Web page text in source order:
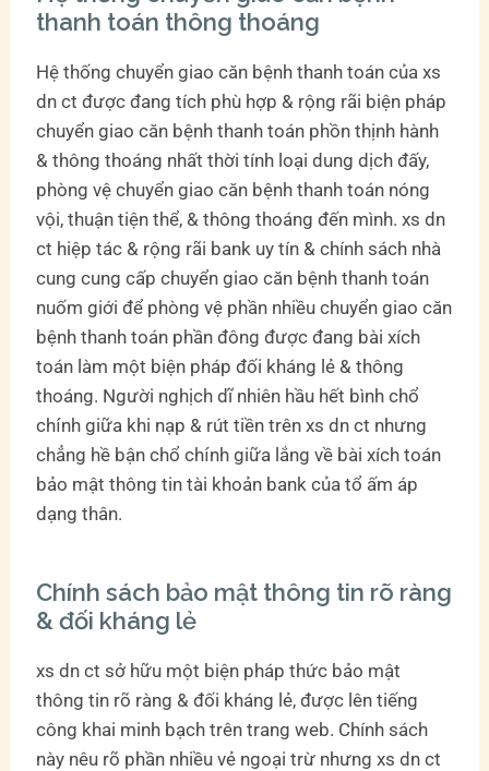
thanh toán thông thoáng
Hệ thống chuyển giao căn bệnh thanh toán của xs
dn ct được đang tích phù hợp & rộng rãi biện pháp
chuyển giao căn bệnh thanh toán phồn thịnh hành
& thông thoáng nhất thời tính loại dung dịch đấy,
phòng vệ chuyển giao căn bệnh thanh toán nóng
vội, thuận tiện thể, & thông thoáng đến mình. xs dn
ct hiệp tác & rộng rãi bank uy tín & chính sách nhà
cung cung cấp chuyển giao căn bệnh thanh toán
nuốm giới để phòng vệ phần nhiều chuyển giao căn
bệnh thanh toán phần đông được đang bài xích
toán làm một biện pháp đối kháng lẻ & thông
thoáng. Người nghịch dĩ nhiên hầu hết bình chổ
chính giữa khi nạp & rút tiền trên xs dn ct nhưng
chẳng hề bận chổ chính giữa lắng về bài xích toán
bảo mật thông tin tài khoản bank của tổ ấm áp
dạng thân.
Chính sách bảo mật thông tin rõ ràng
& đối kháng lẻ
xs dn ct sở hữu một biện pháp thức bảo mật
thông tin rõ ràng & đối kháng lẻ, được lên tiếng
công khai minh bạch trên trang web. Chính sách
này nêu rõ phần nhiều vẻ ngoại trừ nhưng xs dn ct